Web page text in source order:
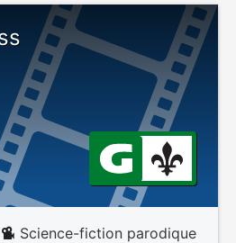
Science-fiction parodique